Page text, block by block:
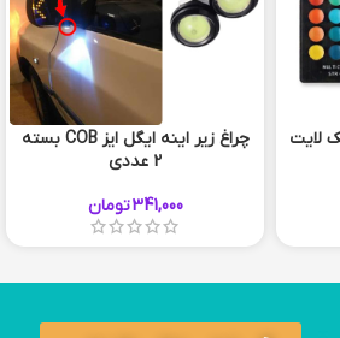
لایت
چراغ زیر اینه ایگل ایز COB بسته
2 عددی
341,000تومان